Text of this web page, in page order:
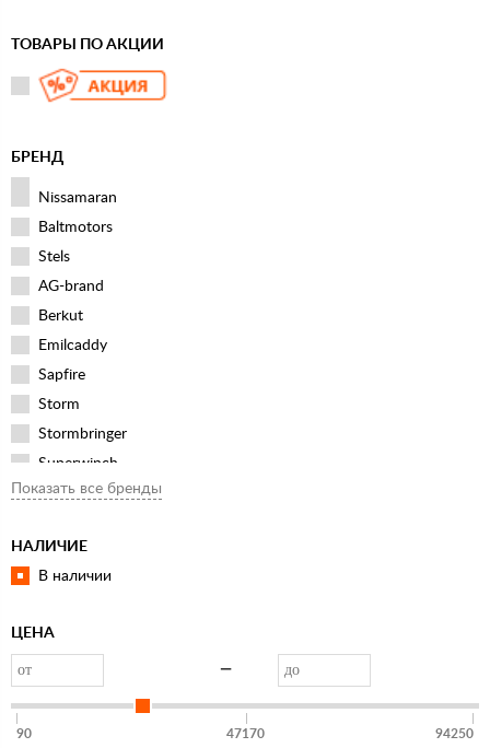
ТОВАРЫ ПО АКЦИИ
БРЕНД
Nissamaran
Baltmotors
Stels
AG-brand
Berkut
Emilcaddy
Sapfire
Storm
Stormbringer
Superwinch
Белый Медведь
Качок
Показать все бренды
НАЛИЧИЕ
В наличии
ЦЕНА
—
90 47170 94250